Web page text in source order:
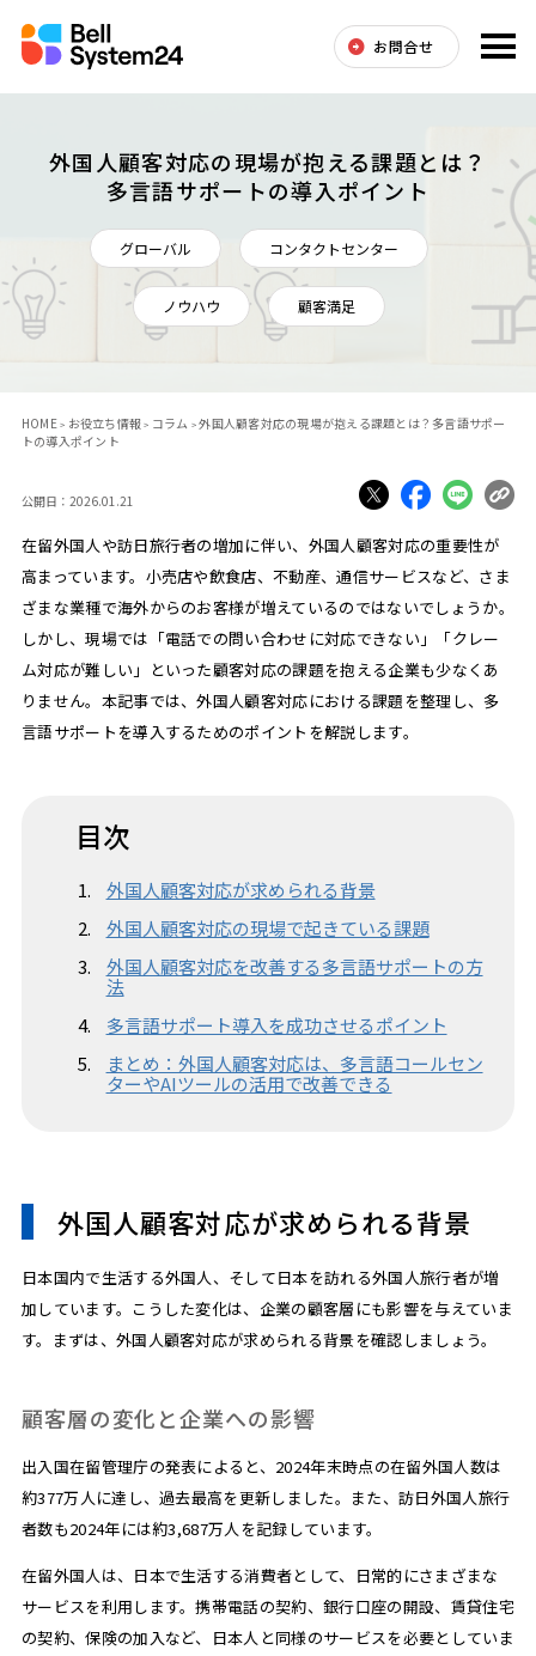
お問合せ
外国人顧客対応の現場が抱える課題とは？
多言語サポートの導入ポイント
グローバル コンタクトセンター
ノウハウ 顧客満足
HOME お役立ち情報 コラム
外国人顧客対応の現場が抱える課題とは？多言語サポー
トの導入ポイント
公開日：2026.01.21
在留外国人や訪日旅行者の増加に伴い、外国人顧客対応の重要性が
高まっています。小売店や飲食店、不動産、通信サービスなど、さま
ざまな業種で海外からのお客様が増えているのではないでしょうか。
しかし、現場では「電話での問い合わせに対応できない」「クレー
ム対応が難しい」といった顧客対応の課題を抱える企業も少なくあ
りません。本記事では、外国人顧客対応における課題を整理し、多
言語サポートを導入するためのポイントを解説します。
目次
外国人顧客対応が求められる背景
外国人顧客対応の現場で起きている課題
外国人顧客対応を改善する多言語サポートの方
法
多言語サポート導入を成功させるポイント
まとめ：外国人顧客対応は、多言語コールセン
ターやAIツールの活用で改善できる
外国人顧客対応が求められる背景
日本国内で生活する外国人、そして日本を訪れる外国人旅行者が増
加しています。こうした変化は、企業の顧客層にも影響を与えていま
す。まずは、外国人顧客対応が求められる背景を確認しましょう。
顧客層の変化と企業への影響
出入国在留管理庁の発表によると、2024年末時点の在留外国人数は
約377万人に達し、過去最高を更新しました。また、訪日外国人旅行
者数も2024年には約3,687万人を記録しています。
在留外国人は、日本で生活する消費者として、日常的にさまざまな
サービスを利用します。携帯電話の契約、銀行口座の開設、賃貸住宅
の契約、保険の加入など、日本人と同様のサービスを必要としていま